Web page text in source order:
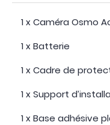
1 x Caméra Osmo
1 x Batterie
1 x Cadre de
1 x Support
1 x Base adhésive